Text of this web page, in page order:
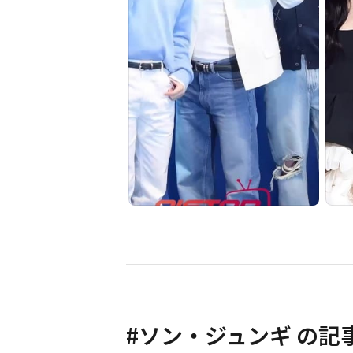
#ソン・ジュンギ の記